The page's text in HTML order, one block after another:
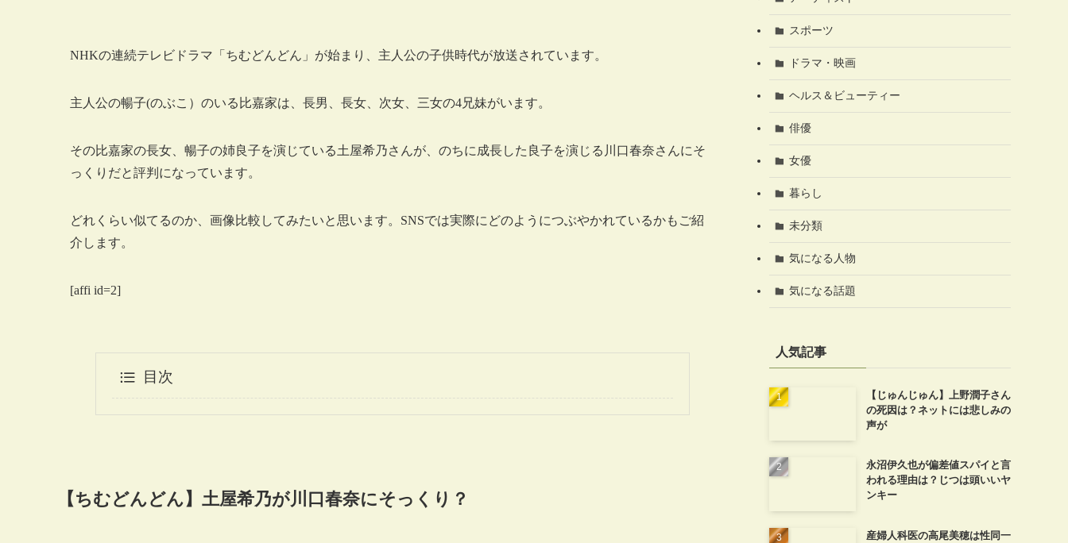
NHKの連続テレビドラマ「ちむどんどん」が始まり、主人公の子供時代が放送されています。
主人公の暢子(のぶこ）のいる比嘉家は、長男、長女、次女、三女の4兄妹がいます。
その比嘉家の長女、暢子の姉良子を演じている土屋希乃さんが、のちに成長した良子を演じる川口春奈さんにそ
っくりだと評判になっています。
どれくらい似てるのか、画像比較してみたいと思います。SNSでは実際にどのようにつぶやかれているかもご紹
介します。
[affi id=2]
目次
【ちむどんどん】土屋希乃が川口春奈にそっくり？
スポーツ
ドラマ・映画
ヘルス＆ビューティー
俳優
女優
暮らし
未分類
気になる人物
気になる話題
人気記事
【じゅんじゅん】上野潤子さん
の死因は？ネットには悲しみの
声が
永沼伊久也が偏差値スパイと言
われる理由は？じつは頭いいヤ
ンキー
産婦人科医の高尾美穂は性同一